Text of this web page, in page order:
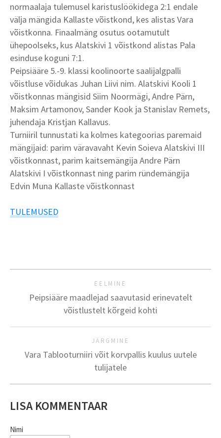
normaalaja tulemusel karistuslöökidega 2:1 endale
välja mängida Kallaste võistkond, kes alistas Vara
võistkonna. Finaalmäng osutus ootamutult
ühepoolseks, kus Alatskivi 1 võistkond alistas Pala
esinduse koguni 7:1.
Peipsiääre 5.-9. klassi koolinoorte saalijalgpalli
võistluse võidukas Juhan Liivi nim. Alatskivi Kooli 1
võistkonnas mängisid Siim Noormägi, Andre Pärn,
Maksim Artamonov, Sander Kook ja Stanislav Remets,
juhendaja Kristjan Kallavus.
Turniiril tunnustati ka kolmes kategoorias paremaid
mängijaid: parim väravavaht Kevin Soieva Alatskivi III
võistkonnast, parim kaitsemängija Andre Pärn
Alatskivi I võistkonnast ning parim ründemängija
Edvin Muna Kallaste võistkonnast
TULEMUSED
EELMINE
Peipsiääre maadlejad saavutasid erinevatelt
võistlustelt kõrgeid kohti
JÄRGMINE
Vara Tablooturniiri võit korvpallis kuulus uutele
tulijatele
LISA KOMMENTAAR
Nimi